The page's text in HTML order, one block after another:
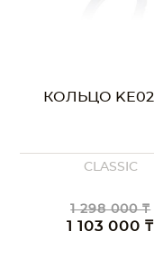
КОЛЬЦО
CLASSIC
1 298 000 ₸
1 103 000 ₸